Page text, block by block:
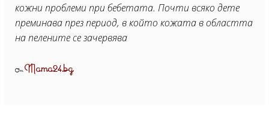
кожни проблеми при бебетата. Почти всяко дете
преминава през период, в който кожата в областта
на пелените се зачервява
ОтMama24.bg